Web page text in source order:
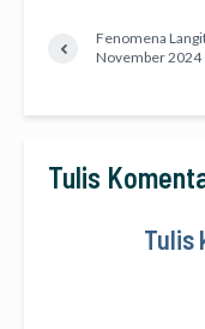
Fenomena
November 2024
Tulis
Tulis